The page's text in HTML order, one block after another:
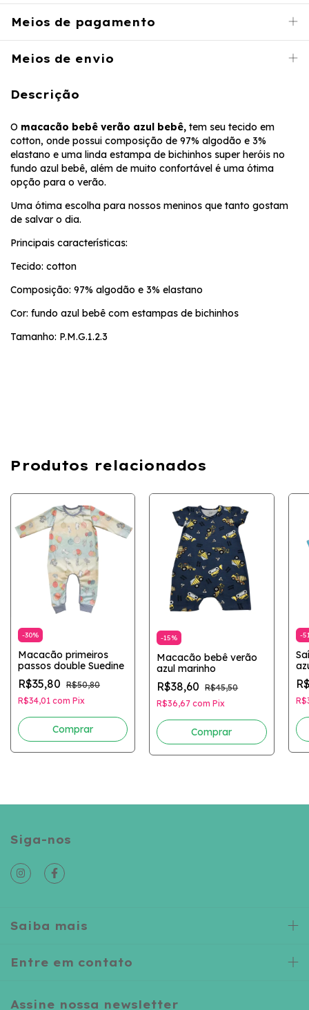
Meios de pagamento
Meios de envio
Descrição
O macacão bebê verão azul bebê, tem seu tecido em
cotton, onde possui composição de 97% algodão e 3%
elastano e uma linda estampa de bichinhos super heróis no
fundo azul bebê, além de muito confortável é uma ótima
opção para o verão.
Uma ótima escolha para nossos meninos que tanto gostam
de salvar o dia.
Principais características:
Tecido: cotton
Composição: 97% algodão e 3% elastano
Cor: fundo azul bebê com estampas de bichinhos
Tamanho: P.M.G.1.2.3
Produtos relacionados
-30%
Macacão primeiros
passos double Suedine
R$35,80 R$50,80
R$34,01 com Pix
Comprar
-15%
Macacão bebê verão
azul marinho
R$38,60
R$45,50
R$36,67com Pix
Comprar
-
Siga-nos
Saiba mais
Entre em contato
Assine nossa newsletter